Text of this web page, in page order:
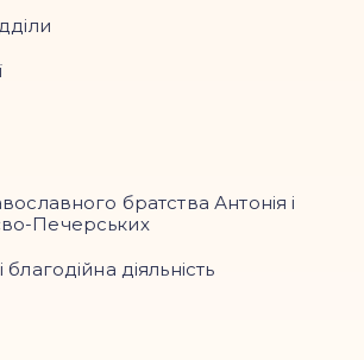
братства Антонія і
Печерських
благодійна діяльність